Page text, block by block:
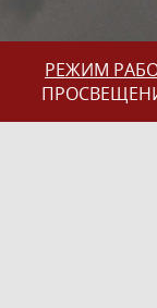
РЕЖИМ